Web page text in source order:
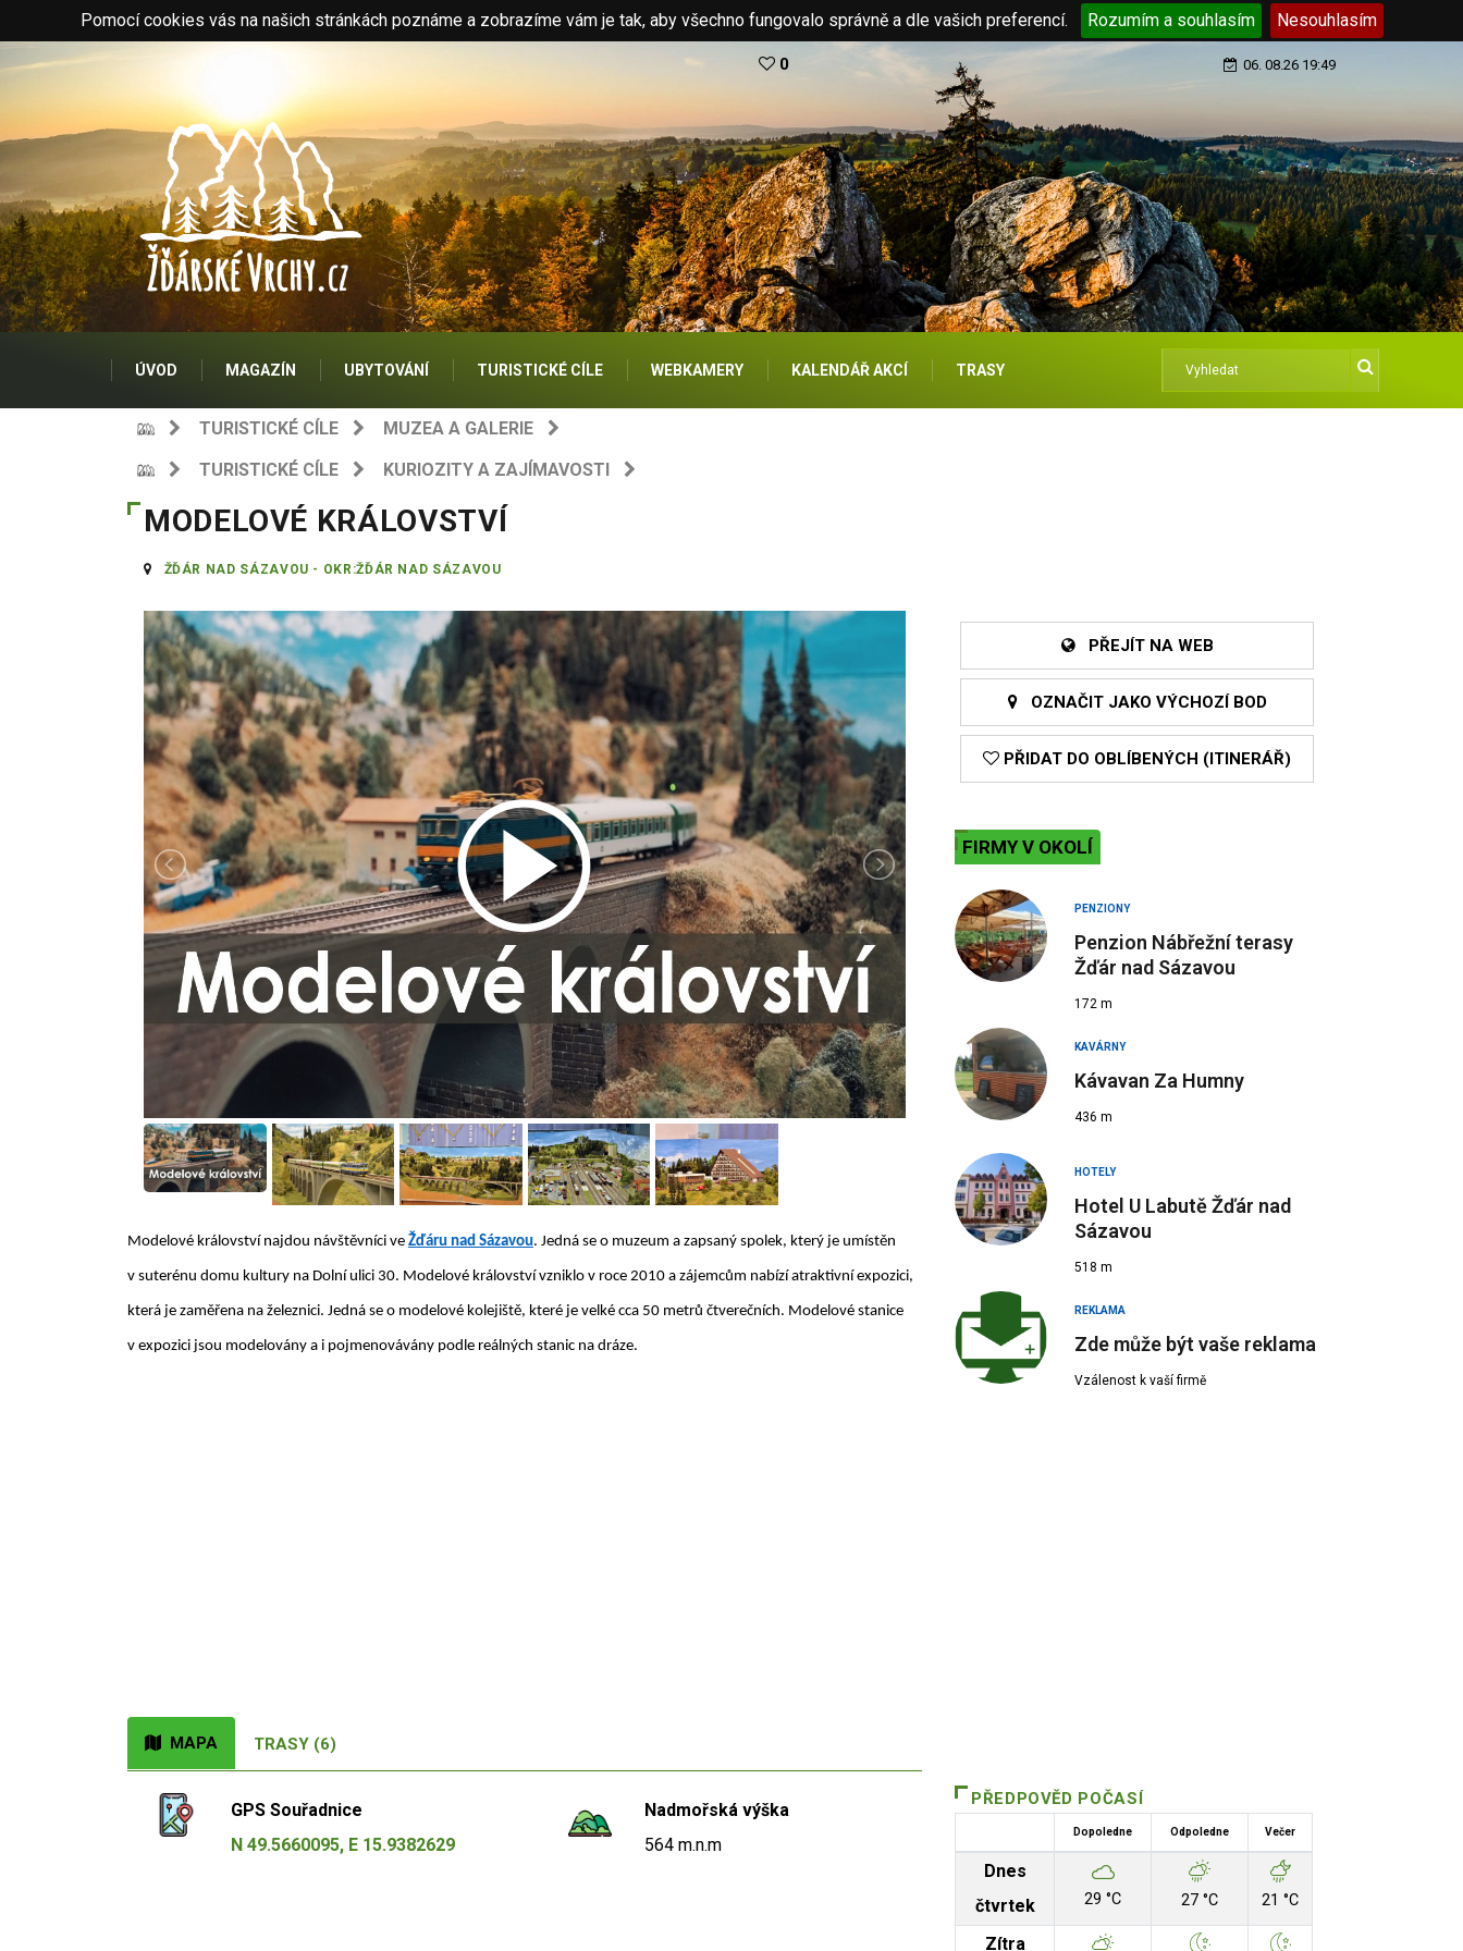
Pomocí cookies vás na našich stránkách poznáme a zobrazíme vám je tak, aby všechno fungovalo správně a dle vašich preferencí. Rozumím a souhlasím Nesouhlasím
0 06. 08.26 19:49
ÚVOD MAGAZÍN UBYTOVÁNÍ TURISTICKÉ CÍLE WEBKAMERY KALENDÁŘ AKCÍ TRASY
TURISTICKÉ CÍLE
MUZEA A GALERIE
TURISTICKÉ CÍLE
KURIOZITY A ZAJÍMAVOSTI
MODELOVÉ KRÁLOVSTVÍ
ŽĎÁR NAD SÁZAVOU - OKR:ŽĎÁR NAD SÁZAVOU
Modelové království najdou návštěvníci ve Žďáru nad Sázavou. Jedná se o muzeum a zapsaný spolek, který je umístěn
v suterénu domu kultury na Dolní ulici 30. Modelové království vzniklo v roce 2010 a zájemcům nabízí atraktivní expozici,
která je zaměřena na železnici. Jedná se o modelové kolejiště, které je velké cca 50 metrů čtverečních. Modelové stanice
v expozici jsou modelovány a i pojmenovávány podle reálných stanic na dráze.
MAPA TRASY (6)
GPS Souřadnice
N 49.5660095, E 15.9382629
Nadmořská výška
564 m.n.m
PŘEJÍT NA WEB
OZNAČIT JAKO VÝCHOZÍ BOD
PŘIDAT DO OBLÍBENÝCH (ITINERÁŘ)
FIRMY V OKOLÍ
PENZIONY
Penzion Nábřežní terasy
Žďár nad Sázavou
172 m
KAVÁRNY
Kávavan Za Humny
436 m
HOTELY
Hotel U Labutě Žďár nad
Sázavou
518 m
REKLAMA
Zde může být vaše reklama
Vzálenost k vaší firmě
PŘEDPOVĚD POČASÍ
Dopoledne Odpoledne Večer
Dnes
čtvrtek
29 °C 27 °C 21 °C
Zítra